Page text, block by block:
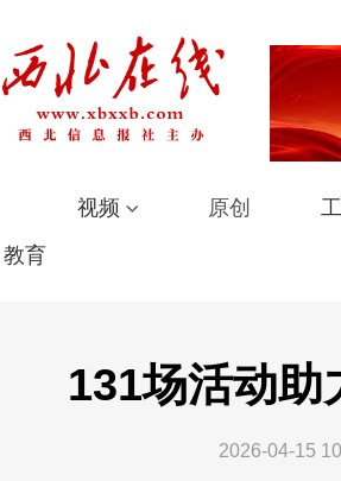
视频 原创
教育
131场活动助
2026-04-15